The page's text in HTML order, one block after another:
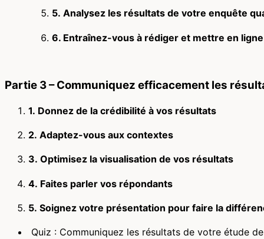
5. Analysez les résultats de votre enquête
6. Entraînez-vous à rédiger et mettre en
Partie 3 – Communiquez efficacement les
1. Donnez de la crédibilité à vos résultats
2. Adaptez-vous aux contextes
3. Optimisez la visualisation de vos résultats
4. Faites parler vos répondants
5. Soignez votre présentation pour faire la
Quiz : Communiquez les résultats de votre étude